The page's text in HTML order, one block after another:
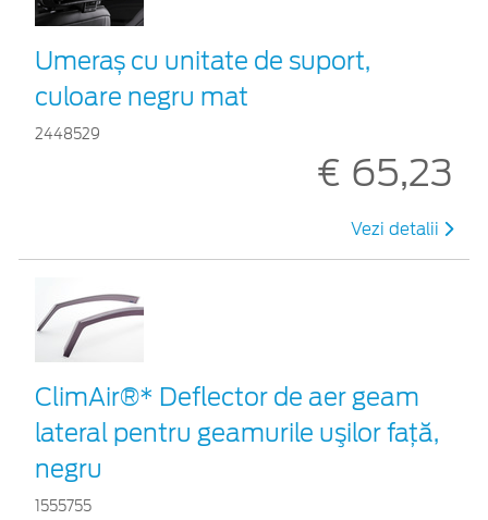
Umeraș cu unitate de suport,
culoare negru mat
2448529
€ 65,23
Vezi detalii
ClimAir®* Deflector de aer geam
lateral pentru geamurile uşilor faţă,
negru
1555755